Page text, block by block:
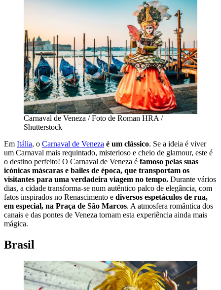
Carnaval de Veneza / Foto de Roman HRA /
Shutterstock
Em Itália, o Carnaval de Veneza é um clássico. Se a ideia é viver
um Carnaval mais requintado, misterioso e cheio de glamour, este é
o destino perfeito! O Carnaval de Veneza é famoso pelas suas
icónicas máscaras e bailes de época, que transportam os
visitantes para uma verdadeira viagem no tempo. Durante vários
dias, a cidade transforma-se num autêntico palco de elegância, com
fatos inspirados no Renascimento e diversos espetáculos de rua,
em especial, na Praça de São Marcos. A atmosfera romântica dos
canais e das pontes de Veneza tornam esta experiência ainda mais
mágica.
Brasil